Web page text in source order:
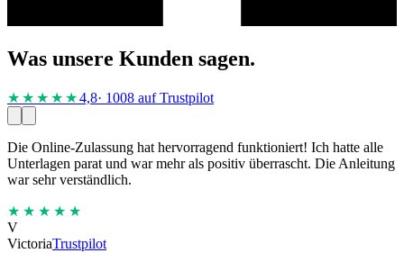
Was unsere Kunden sagen.
★★★★ ★4,8· 1008 auf Trustpilot
Die Online-Zulassung hat hervorragend funktioniert! Ich hatte alle
Unterlagen parat und war mehr als positiv überrascht. Die Anleitung
war sehr verständlich.
★★★★★
V
VictoriaTrustpilot